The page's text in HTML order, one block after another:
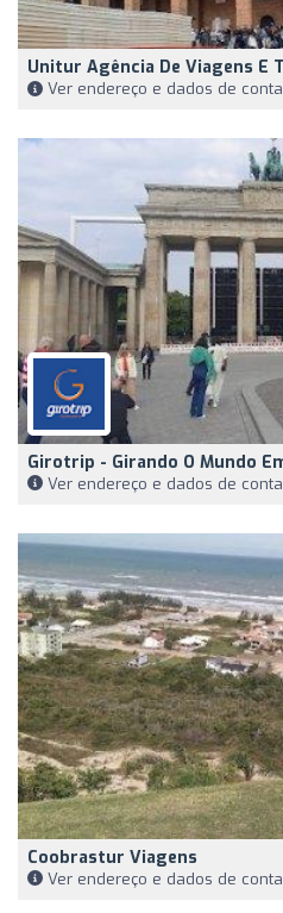
Unitur Agência De Viagens E
Ver endereço e dados de
Girotrip - Girando O Mundo
Ver endereço e dados de
Coobrastur Viagens
Ver endereço e dados de